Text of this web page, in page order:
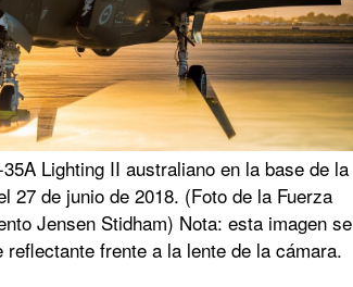
Lighting II australiano en la base de la
27 de junio de 2018. (Foto de la Fuerza
Jensen Stidham) Nota: esta imagen se
frente a la lente de la cámara.